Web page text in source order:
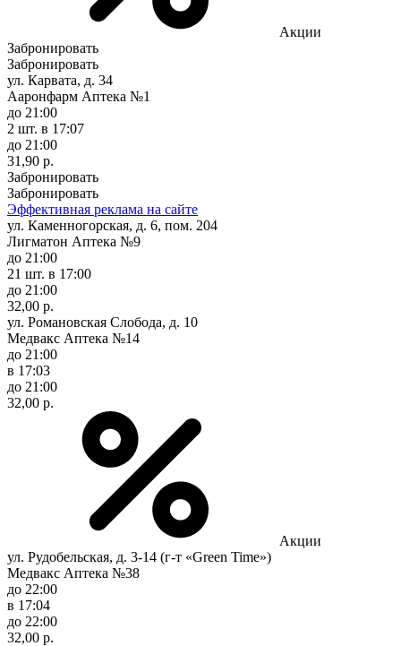
Акции
Забронировать
Забронировать
ул. Карвата, д. 34
Ааронфарм Аптека №1
до 21:00
2 шт. в 17:07
до 21:00
31,90 р.
Забронировать
Забронировать
Эффективная реклама на сайте
ул. Каменногорская, д. 6, пом. 204
Лигматон Аптека №9
до 21:00
21 шт. в 17:00
до 21:00
32,00 р.
ул. Романовская Слобода, д. 10
Медвакс Аптека №14
до 21:00
в 17:03
до 21:00
32,00 р.
Акции
ул. Рудобельская, д. 3-14 (г-т «Green Time»)
Медвакс Аптека №38
до 22:00
в 17:04
до 22:00
32,00 р.